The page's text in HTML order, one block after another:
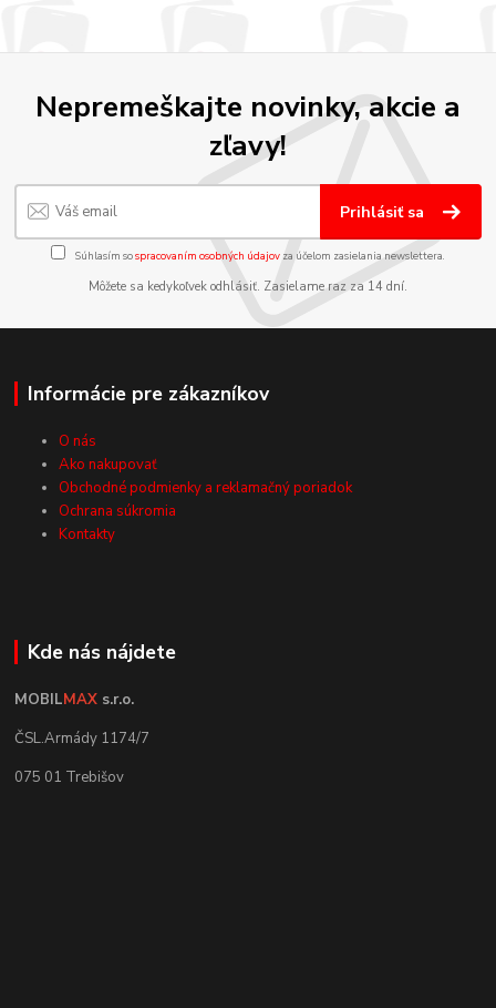
Nepremeškajte novinky, akcie a
zľavy!
Prihlásiť sa
Súhlasím sospracovaním osobných údajov za účelom zasielania newslettera.
Môžete sa kedykoľvek odhlásiť. Zasielame raz za 14 dní.
Informácie pre zákazníkov
O nás
Ako nakupovať
Obchodné podmienky a reklamačný poriadok
Ochrana súkromia
Kontakty
Kde nás nájdete
MOBILMAX s.r.o.
ČSL.Armády 1174/7
075 01 Trebišov